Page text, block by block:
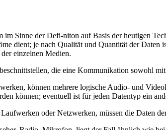
Sinne der Defi-niton auf Basis der heutigen
dient; je nach Qualität und Quantität der
einzelnen Medien.
die eine Kommunikation sowohl
können mehrere logische Audio- und
können; eventuell ist für jeden Datentyp ein
oder Netzwerken, müssen die Daten